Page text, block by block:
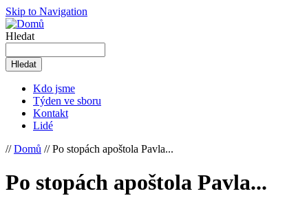
Skip to Navigation
Hledat
Kdo jsme
Týden ve sboru
Kontakt
Lidé
//Domů // Po stopách apoštola Pavla...
Po stopách apoštola Pavla...